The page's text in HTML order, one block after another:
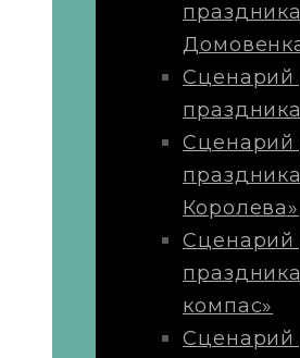
Сценарий
Сценарий
Королева»
Сценарий
компас»
Сценарий